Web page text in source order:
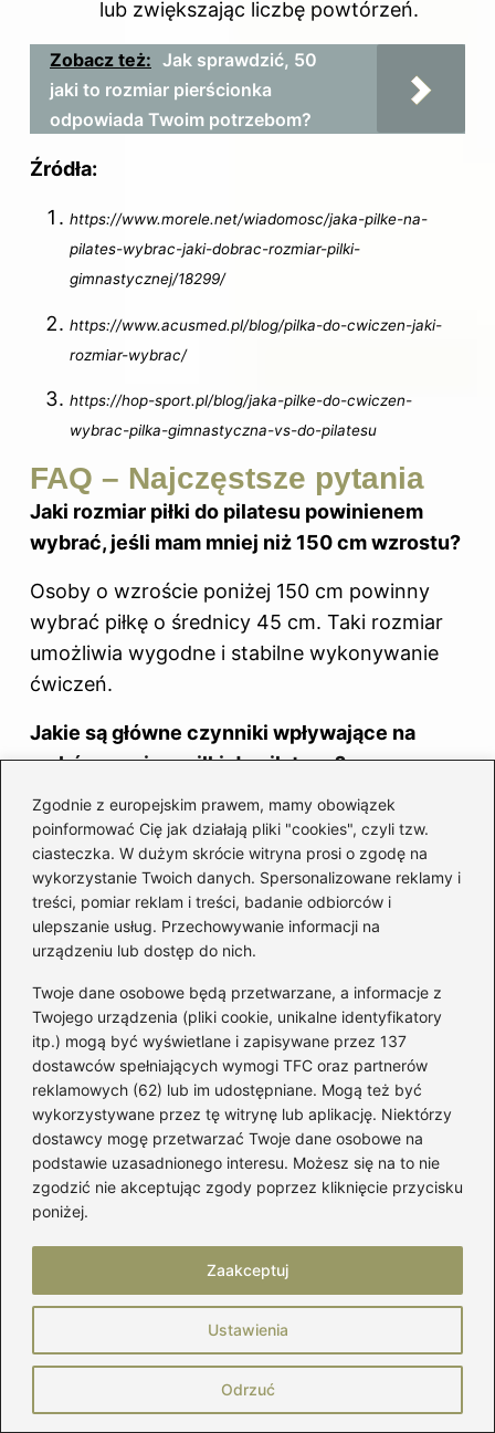
Zgodnie z europejskim prawem, mamy obowiązek
poinformować Cię jak działają pliki "cookies", czyli tzw.
ciasteczka. W dużym skrócie witryna prosi o zgodę na
wykorzystanie Twoich danych. Spersonalizowane reklamy i
treści, pomiar reklam i treści, badanie odbiorców i
ulepszanie usług. Przechowywanie informacji na
urządzeniu lub dostęp do nich.
Twoje dane osobowe będą przetwarzane, a informacje z
Twojego urządzenia (pliki cookie, unikalne identyfikatory
itp.) mogą być wyświetlane i zapisywane przez 137
dostawców spełniających wymogi TFC oraz partnerów
reklamowych (62) lub im udostępniane. Mogą też być
wykorzystywane przez tę witrynę lub aplikację. Niektórzy
dostawcy mogę przetwarzać Twoje dane osobowe na
podstawie uzasadnionego interesu. Możesz się na to nie
zgodzić nie akceptując zgody poprzez kliknięcie przycisku
poniżej.
Ustawienia
Odrzuć
Zaakceptuj
lub zwiększając liczbę powtórzeń.
Zobacz też: Jak sprawdzić, 50
jaki to rozmiar pierścionka
odpowiada Twoim potrzebom?
Źródła:
https://www.morele.net/wiadomosc/jaka-pilke-na-
pilates-wybrac-jaki-dobrac-rozmiar-pilki-
gimnastycznej/18299/
https://www.acusmed.pl/blog/pilka-do-cwiczen-jaki-
rozmiar-wybrac/
https://hop-sport.pl/blog/jaka-pilke-do-cwiczen-
wybrac-pilka-gimnastyczna-vs-do-pilatesu
FAQ – Najczęstsze pytania
Jaki rozmiar piłki do pilatesu powinienem
wybrać, jeśli mam mniej niż 150 cm wzrostu?
Osoby o wzroście poniżej 150 cm powinny
wybrać piłkę o średnicy 45 cm. Taki rozmiar
umożliwia wygodne i stabilne wykonywanie
ćwiczeń.
Jakie są główne czynniki wpływające na
wybór rozmiaru piłki do pilatesu?
Główne czynniki to wzrost użytkownika oraz
kąt, który tworzy się między tułowiem a udami
podczas ćwiczeń. Idealny kąt powinien
wynosić co najmniej 90 stopni, co może
sugerować potrzebę większej piłki.
Co to jest system anti-burst i dlaczego jest
ważny przy wyborze piłki?
System anti-burst to technologia, która
sprawia, że w przypadku uszkodzenia piłka
powoli traci powietrze, co zmniejsza ryzyko
nagłego upadku. Jest to ważny element dla
osób, które cenią sobie bezpieczeństwo
podczas treningów.
Czy można używać piłki gimnastycznej do
innych form aktywności fizycznej poza
Tak, piłka gimnastyczna jest wszechstronnym
narzędziem, które można wykorzystać w